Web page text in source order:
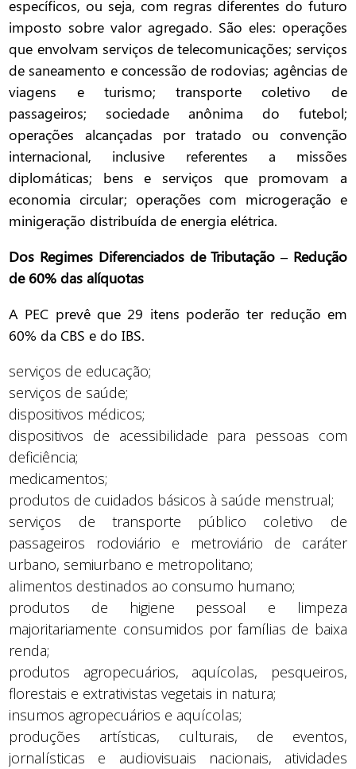
específicos, ou seja, com regras diferentes do futuro
imposto sobre valor agregado. São eles: operações
que envolvam serviços de telecomunicações; serviços
de saneamento e concessão de rodovias; agências de
viagens e turismo; transporte coletivo de
passageiros; sociedade anônima do futebol;
operações alcançadas por tratado ou convenção
internacional, inclusive referentes a missões
diplomáticas; bens e serviços que promovam a
economia circular; operações com microgeração e
minigeração distribuída de energia elétrica.
Dos Regimes Diferenciados de Tributação – Redução
de 60% das alíquotas
A PEC prevê que 29 itens poderão ter redução em
60% da CBS e do IBS.
serviços de educação;
serviços de saúde;
dispositivos médicos;
dispositivos de acessibilidade para pessoas com
deficiência;
medicamentos;
produtos de cuidados básicos à saúde menstrual;
serviços de transporte público coletivo de
passageiros rodoviário e metroviário de caráter
urbano, semiurbano e metropolitano;
alimentos destinados ao consumo humano;
produtos de higiene pessoal e limpeza
majoritariamente consumidos por famílias de baixa
renda;
produtos agropecuários, aquícolas, pesqueiros,
florestais e extrativistas vegetais in natura;
insumos agropecuários e aquícolas;
produções artísticas, culturais, de eventos,
jornalísticas e audiovisuais nacionais, atividades